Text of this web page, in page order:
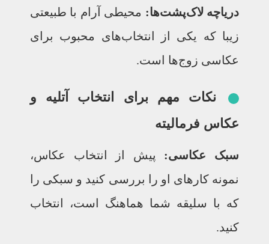
دریاچه لاک‌پشت‌ها: محیطی آرام با طبیعتی
زیبا که یکی از انتخاب‌های محبوب برای
عکاسی زوج‌ها است.
نکات مهم برای انتخاب آتلیه و
عکاس فرمالیته
سبک عکاسی: پیش از انتخاب عکاس،
نمونه کارهای او را بررسی کنید و سبکی را
که با سلیقه شما هماهنگ است، انتخاب
کنید.